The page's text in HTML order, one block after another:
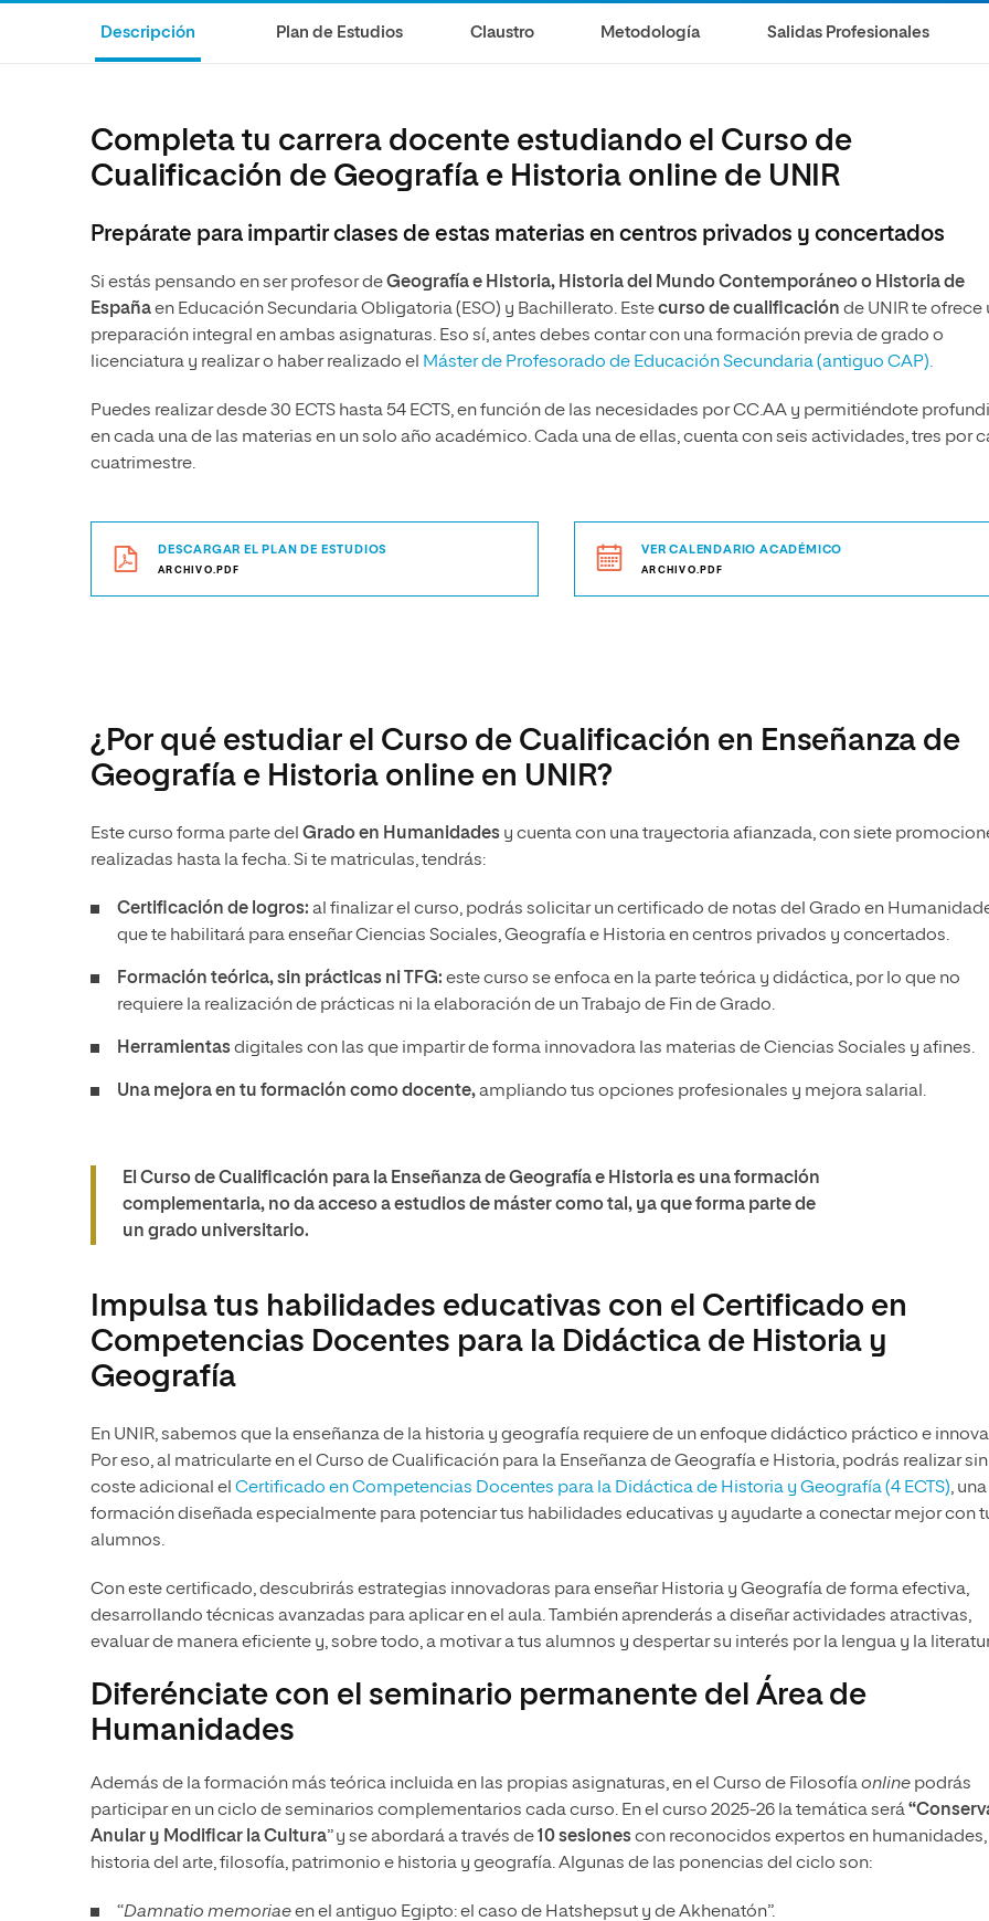
Ciencias Políticas y Relaciones
Acceso universitario para
Artes
Humanidades
Música
Oficina de Movilidad
Escuela de Humanidades
Descripción Plan de Estudios Claustro Metodología Salidas Profesionales
Completa tu carrera docente estudiando el Curso de
Cualificación de Geografía e Historia online de UNIR
Prepárate para impartir clases de estas materias en centros privados y concertados
Si estás pensando en ser profesor deGeografía e Historia, Historia del Mundo Contemporáneo o Historia de
Españaen Educación Secundaria Obligatoria (ESO) y Bachillerato. Estecurso de cualificación de UNIR te ofrece
preparación integral en ambas asignaturas. Eso sí, antes debes contar con una formación previa de grado o
licenciatura y realizar o haber realizado el Máster de Profesorado de Educación Secundaria (antiguo CAP).
Puedes realizar desde 30 ECTS hasta 54 ECTS, en función de las necesidades por CC.AA y permitiéndote
en cada una de las materias en un solo año académico. Cada una de ellas, cuenta con seis actividades, tres por
cuatrimestre.
DESCARGAR EL PLAN DE ESTUDIOS
ARCHIVO.PDF
VER CALENDARIO ACADÉMICO
ARCHIVO.PDF
¿Por qué estudiar el Curso de Cualificación en Enseñanza de
Geografía e Historia online en UNIR?
Este curso forma parte del Grado en Humanidades y cuenta con una trayectoria afianzada, con siete
realizadas hasta la fecha. Si te matriculas, tendrás:
Certificación de logros: al finalizar el curso, podrás solicitar un certificado de notas del Grado en
que te habilitará para enseñar Ciencias Sociales, Geografía e Historia en centros privados y concertados.
Formación teórica, sin prácticas ni TFG: este curso se enfoca en la parte teórica y didáctica, por lo que no
requiere la realización de prácticas ni la elaboración de un Trabajo de Fin de Grado.
Herramientasdigitales con las que impartir de forma innovadora las materias de Ciencias Sociales y afines.
Una mejora en tu formación como docente,ampliando tus opciones profesionales y mejora salarial.
El Curso de Cualificación para la Enseñanza de Geografía e Historia es una formación
complementaria, no da acceso a estudios de máster como tal, ya que forma parte de
un grado universitario.
Impulsa tus habilidades educativas con el Certificado en
Competencias Docentes para la Didáctica de Historia y
Geografía
En UNIR, sabemos que la enseñanza de la historia y geografía requiere de un enfoque didáctico práctico e
Por eso, al matricularte en el Curso de Cualificación para la Enseñanza de Geografía e Historia, podrás realizar sin
coste adicional el Certificado en Competencias Docentes para la Didáctica de Historia y Geografía (4 ECTS), una
formación diseñada especialmente para potenciar tus habilidades educativas y ayudarte a conectar mejor con
alumnos.
Con este certificado, descubrirás estrategias innovadoras para enseñar Historia y Geografía de forma efectiva,
desarrollando técnicas avanzadas para aplicar en el aula. También aprenderás a diseñar actividades atractivas,
evaluar de manera eficiente y, sobre todo, a motivar a tus alumnos y despertar su interés por la lengua y la
Diferénciate con el seminario permanente del Área de
Humanidades
Además de la formación más teórica incluida en las propias asignaturas, en el Curso de Filosofíaonline podrás
participar en un ciclo de seminarios complementarios cada curso. En el curso 2025-26 la temática será
Anular y Modificar la Cultura” y se abordará a través de10 sesionescon reconocidos expertos en humanidades,
historia del arte, filosofía, patrimonio e historia y geografía. Algunas de las ponencias del ciclo son:
“Damnatio memoriaeen el antiguo Egipto: el caso de Hatshepsut y de Akhenatón”.